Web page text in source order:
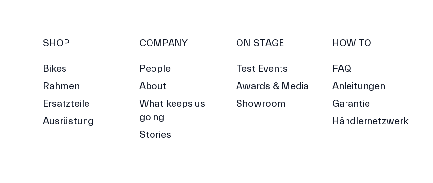
SHOP
Bikes
Rahmen
Ersatzteile
Ausrüstung
COMPANY
People
About
What keeps us
going
Stories
ON STAGE
Test Events
Awards & Media
Showroom
HOW TO
FAQ
Anleitungen
Garantie
Händlernetzwerk